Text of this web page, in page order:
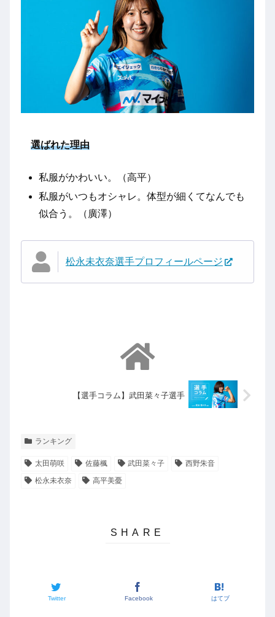
選ばれた理由
私服がかわいい。（高平）
私服がいつもオシャレ。体型が細くてなんでも
似合う。（廣澤）
松永未衣奈選手プロフィールページ
【選手コラム】武田菜々子選手
ランキング
太田萌咲 佐藤楓 武田菜々子
西野朱音
松永未衣奈
高平美憂
Twitter Facebook はてブ